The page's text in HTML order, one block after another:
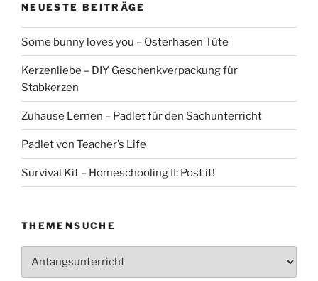
NEUESTE BEITRÄGE
Some bunny loves you – Osterhasen Tüte
Kerzenliebe – DIY Geschenkverpackung für
Stabkerzen
Zuhause Lernen – Padlet für den Sachunterricht
Padlet von Teacher’s Life
Survival Kit – Homeschooling II: Post it!
THEMENSUCHE